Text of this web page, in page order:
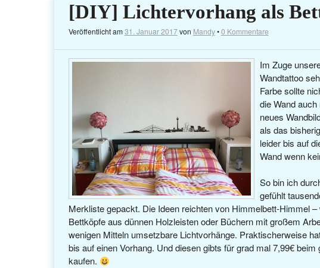
[DIY] Lichtervorhang als
Veröffentlicht am31. Januar 2017von Mandy•0 Kommentare
Im Zuge
Wandtattoo
Farbe sollte
die Wand
neues
als das
leider bis auf
Wand wenn
So bin ich
gefühlt
Merkliste gepackt. Die Ideen reichten von Himmelbett-Himmel
Bettköpfe aus dünnen Holzleisten oder Büchern mit großem
wenigen Mitteln umsetzbare Lichtvorhänge. Praktischerweise
bis auf einen Vorhang. Und diesen gibts für grad mal 7,99€
kaufen.